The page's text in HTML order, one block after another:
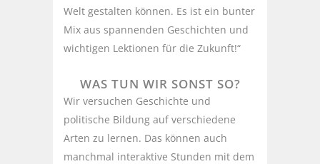
Welt gestalten können. Es ist ein bunter
Mix aus spannenden Geschichten und
wichtigen Lektionen für die Zukunft!“
WAS TUN WIR SONST SO?
Wir versuchen Geschichte und
politische Bildung auf verschiedene
Arten zu lernen. Das können auch
manchmal interaktive Stunden mit dem